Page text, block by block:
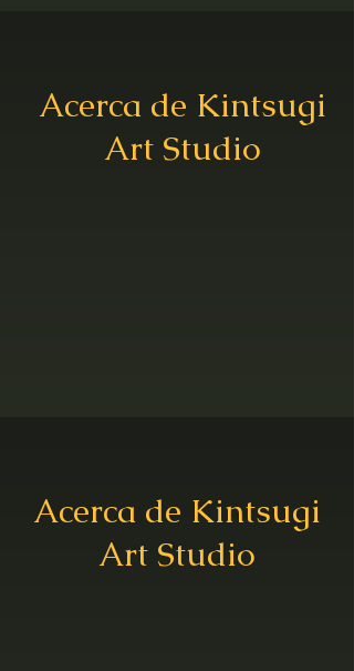
Acerca de Kintsugi
Art Studio
Acerca de Kintsugi
Art Studio